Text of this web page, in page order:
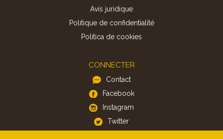
Avis juridique
Politique de confidentialité
Politica de cookies
CONNECTER
Contact
Facebook
Instagram
Twitter